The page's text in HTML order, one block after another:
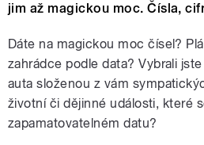
jim až magickou moc. Čísla,
Dáte na magickou moc čísel?
zahrádce podle data? Vybrali
auta složenou z vám
životní či dějinné události, které
zapamatovatelném datu?